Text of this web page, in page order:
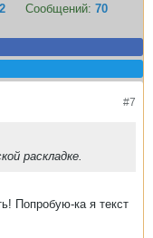
Сообщений: 70
#7
раскладке.
Попробую-ка я текст